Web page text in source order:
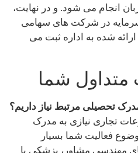
انجام می شود. و در نهایت،
در شرکت های سهامی
شده به اداره ثبت می
متداول شما
تحصیلی مرتبط نیاز داریم؟
تجاری نیازی به مدرک
فعالیت شما بسیار
مهندسی مشاور، پزشکی یا